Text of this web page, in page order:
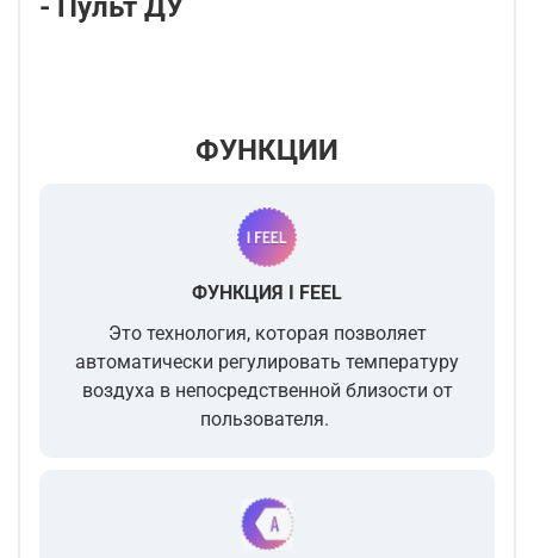
- Пульт ДУ
ФУНКЦИИ
ФУНКЦИЯ I FEEL
Это технология, которая позволяет
автоматически регулировать температуру
воздуха в непосредственной близости от
пользователя.